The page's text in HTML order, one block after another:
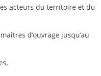
acteurs du territoire et du
d’ouvrage jusqu’au